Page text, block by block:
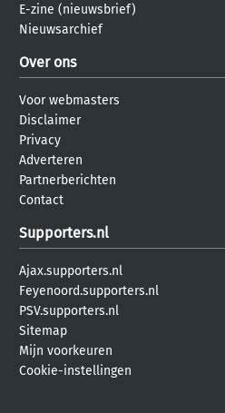
E-zine (nieuwsbrief)
Nieuwsarchief
Over ons
Voor webmasters
Disclaimer
Privacy
Adverteren
Partnerberichten
Contact
Supporters.nl
Ajax.supporters.nl
Feyenoord.supporters.nl
PSV.supporters.nl
Sitemap
Mijn voorkeuren
Cookie-instellingen